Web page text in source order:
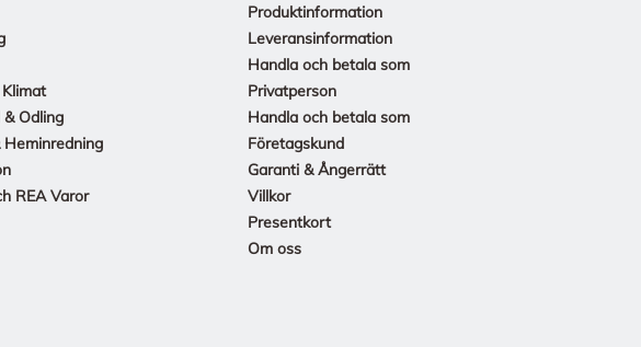
& Odling
Heminredning
REA Varor
Produktinformation
Leveransinformation
Handla och betala som
Privatperson
Handla och betala som
Företagskund
Garanti & Ångerrätt
Villkor
Presentkort
Om oss